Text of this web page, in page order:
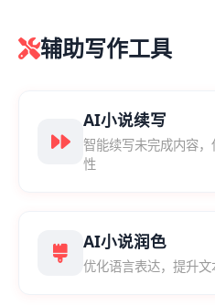
辅助写作工具
AI小说续写
智能续写未完成内容
性
AI小说润色
优化语言表达，提升文